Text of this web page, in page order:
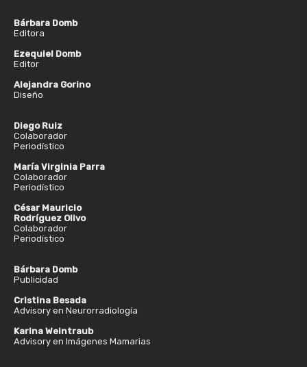
Bárbara Domb
Editora
Ezequiel Domb
Editor
Alejandra Gorino
Diseño
Diego Ruiz
Colaborador
Periodístico
María Virginia Parra
Colaborador
Periodístico
César Mauricio
Rodríguez Olivo
Colaborador
Periodístico
Bárbara Domb
Publicidad
Cristina Besada
Advisory en Neurorradiología
Karina Weintraub
Advisory en Imágenes Mamarias